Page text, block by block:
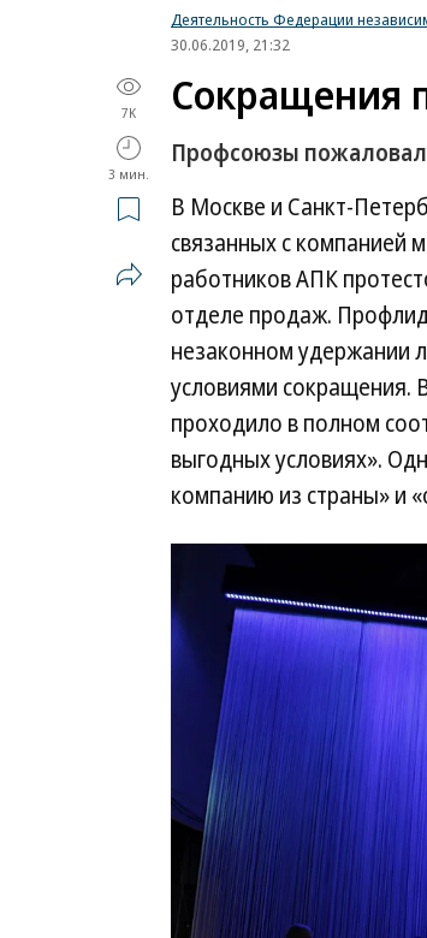
Деятельность Федерации
30.06.2019, 21:32
7K
3 мин.
Сокращения
Профсоюзы
В Москве и Санкт-
связанных с компанией
работников АПК
отделе продаж.
незаконном удержании
условиями сокращения.
проходило в полном
выгодных условиях».
компанию из страны» и